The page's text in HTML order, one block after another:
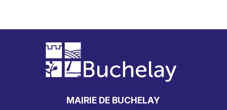
MAIRIE DE BUCHELAY